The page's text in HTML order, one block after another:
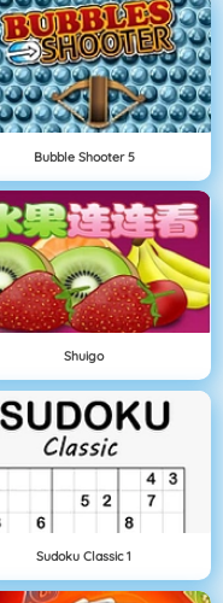
Bubble Shooter 5
Shuigo
Sudoku Classic 1